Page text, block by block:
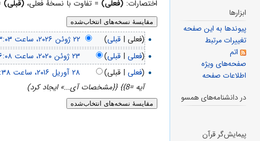
اختصارات: (فعلی) = تفاوت با نسخهٔ فعلی، (قبلی)
(فعلی | قبلی)
(فعلی| قبلی)
(فعلی| قبلی)
آیه =8}} {{مشخصات آی...» ایجاد کرد)
ابزارها
پیوندها به این صفحه
تغییرات مرتبط
اتم
صفحه‌های ویژه
اطلاعات صفحه
در دانشنامه‌های همسو
پیمایش‌گر قرآن